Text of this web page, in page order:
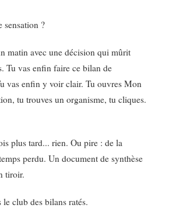
sensation ?
matin avec une décision qui mûrit
Tu vas enfin faire ce bilan de
vas enfin y voir clair. Tu ouvres Mon
tu trouves un organisme, tu cliques.
plus tard... rien. Ou pire : de la
perdu. Un document de synthèse
tiroir.
le club des bilans ratés.